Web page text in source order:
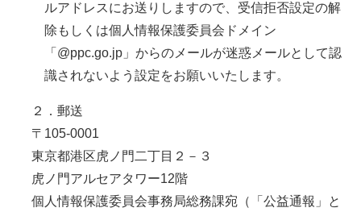
ルアドレスにお送りしますので、受信拒否設定の解
除もしくは個人情報保護委員会ドメイン
「@ppc.go.jp」からのメールが迷惑メールとして認
識されないよう設定をお願いいたします。
２．郵送
〒105-0001
東京都港区虎ノ門二丁目２－３
虎ノ門アルセアタワー12階
個人情報保護委員会事務局総務課宛（「公益通報」と